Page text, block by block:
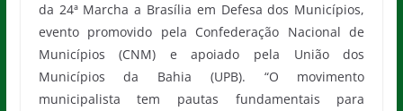
da 24ª Marcha a Brasília em Defesa dos Municípios,
evento promovido pela Confederação Nacional de
Municípios (CNM) e apoiado pela União dos
Municípios da Bahia (UPB). “O movimento
municipalista tem pautas fundamentais para